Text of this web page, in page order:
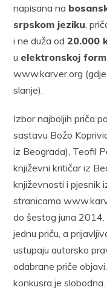
napisana na
srpskom jeziku ,
i ne duža od20.000
u elektronskoj
www.karver.org
slanje).
Izbor najboljih priča
sastavu Božo
iz Beograda), Teofil
književni kritičar iz
književnosti i pjesnik
stranicama
do šestog juna 2014.
jednu priču, a
ustupaju autorsko
odabrane priče
konkusra je slobodna.